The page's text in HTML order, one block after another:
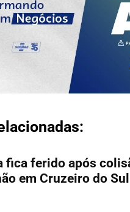
fica ferido após
em Cruzeiro do Sul